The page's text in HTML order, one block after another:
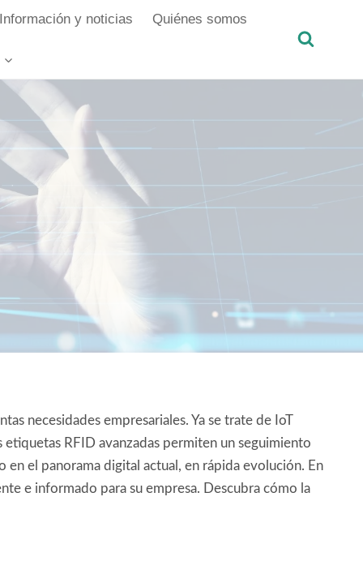
Información y noticias Quiénes somos
necesidades empresariales. Ya se trate de IoT
RFID avanzadas permiten un seguimiento
el panorama digital actual, en rápida evolución. En
e informado para su empresa. Descubra cómo la